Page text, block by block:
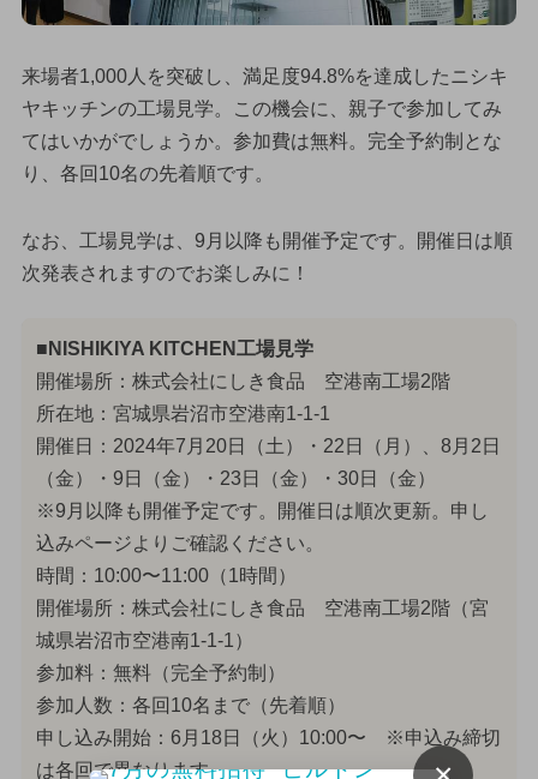
来場者1,000人を突破し、満足度94.8%を達成したニシキ
ヤキッチンの工場見学。この機会に、親子で参加してみ
てはいかがでしょうか。参加費は無料。完全予約制とな
り、各回10名の先着順です。
なお、工場見学は、9月以降も開催予定です。開催日は順
次発表されますのでお楽しみに！
■NISHIKIYA KITCHEN工場見学
開催場所：株式会社にしき食品 空港南工場2階
所在地：宮城県岩沼市空港南1-1-1
開催日：2024年7月20日（土）・22日（月）、8月2日
（金）・9日（金）・23日（金）・30日（金）
※9月以降も開催予定です。開催日は順次更新。申し
込みページよりご確認ください。
時間：10:00〜11:00（1時間）
開催場所：株式会社にしき食品 空港南工場2階（宮
城県岩沼市空港南1-1-1）
参加料：無料（完全予約制）
参加人数：各回10名まで（先着順）
申し込み開始：6月18日（火）10:00〜 ※申込み締切
は各回で異なります